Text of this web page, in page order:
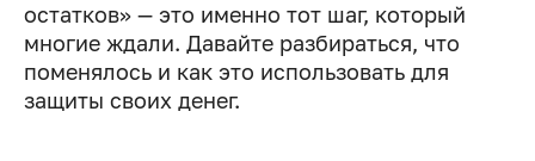
остатков» — это именно тот шаг, который
многие ждали. Давайте разбираться, что
поменялось и как это использовать для
защиты своих денег.